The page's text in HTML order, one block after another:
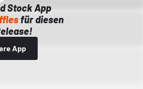
Stock App
für diesen
App